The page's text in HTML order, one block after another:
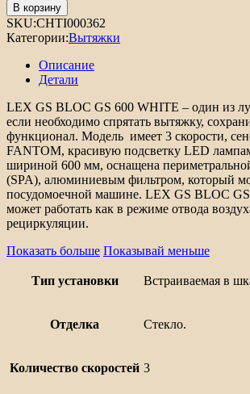
В корзину
SKU:CHTI000362
Категории:Вытяжки
Описание
Детали
LEX GS BLOC GS 600 WHITE – один из
если необходимо спрятать вытяжку,
функционал. Модель имеет 3 скорости,
FANTOM, красивую подсветку LED
шириной 600 мм, оснащена
(SPA), алюминиевым фильтром, который
посудомоечной машине. LEX GS BLOC
может работать как в режиме отвода
рециркуляции.
Показать больше Показывай меньше
Тип установки Встраиваемая в
Отделка Стекло.
Количество скоростей 3